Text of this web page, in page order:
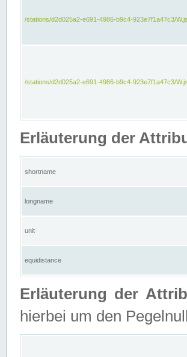
/stations/d2d025a2-e691-4986-b9c4-923e7f1a47c3/
/stations/d2d025a2-e691-4986-b9c4-923e7f1a47c3/
Erläuterung der
shortname
longname
unit
equidistance
Erläuterung der
hierbei um den